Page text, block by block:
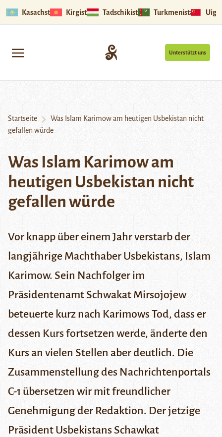
Kasachstan Kirgistan Tadschikistan Turkmenistan
Unterstützt uns
Startseite
Was Islam Karimow am heutigen Usbekistan nicht
gefallen würde
Was Islam Karimow am
heutigen Usbekistan nicht
gefallen würde
Vor knapp über einem Jahr verstarb der
langjährige Machthaber Usbekistans, Islam
Karimow. Sein Nachfolger im
Präsidentenamt Schwakat Mirsojojew
beteuerte kurz nach Karimows Tod, dass er
dessen Kurs fortsetzen werde, änderte den
Kurs an vielen Stellen aber deutlich. Die
Zusammenstellung des Nachrichtenportals
C-1 übersetzen wir mit freundlicher
Genehmigung der Redaktion. Der jetzige
Präsident Usbekistans Schawkat